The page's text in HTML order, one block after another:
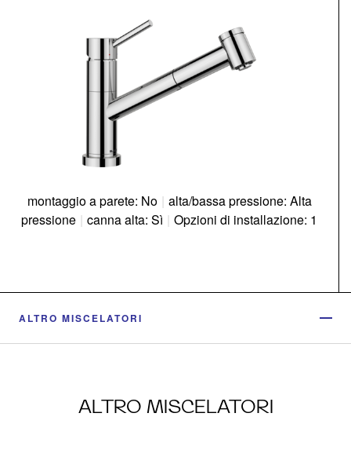
montaggio a parete: No | alta/bassa pressione: Alta
pressione | canna alta: Sì | Opzioni di installazione: 1
ALTRO MISCELATORI
ALTRO MISCELATORI